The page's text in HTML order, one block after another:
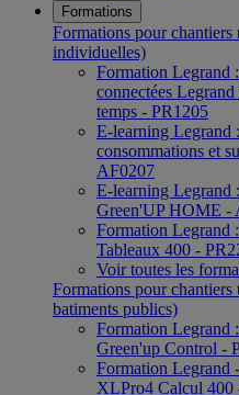
Formations
Formations pour chantiers
individuelles)
Formation Legrand
connectées
temps - PR1205
E-learning Legrand
consommations et
AF0207
E-learning Legrand
Green'UP HOME -
Formation Legrand
Tableaux 400 -
Voir toutes les
Formations pour chantiers
batiments publics)
Formation Legrand
Green'up Control -
Formation Legrand
XLPro4 Calcul 400